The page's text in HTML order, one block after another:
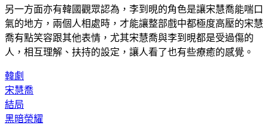
另一方面亦有韓國觀眾認為，李到晛的角色是讓宋慧喬能喘口
氣的地方，兩個人相處時，才能讓整部戲中都極度高壓的宋慧
喬有點笑容跟其他表情，尤其宋慧喬與李到晛都是受過傷的
人，相互理解、扶持的設定，讓人看了也有些療癒的感覺。
韓劇
宋慧喬
結局
黑暗榮耀